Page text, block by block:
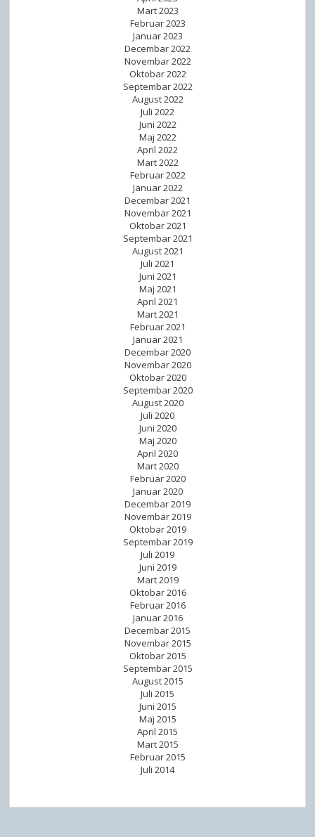
Mart 2023
Februar 2023
Januar 2023
Decembar 2022
Novembar 2022
Oktobar 2022
Septembar 2022
August 2022
Juli 2022
Juni 2022
Maj 2022
April 2022
Mart 2022
Februar 2022
Januar 2022
Decembar 2021
Novembar 2021
Oktobar 2021
Septembar 2021
August 2021
Juli 2021
Juni 2021
Maj 2021
April 2021
Mart 2021
Februar 2021
Januar 2021
Decembar 2020
Novembar 2020
Oktobar 2020
Septembar 2020
August 2020
Juli 2020
Juni 2020
Maj 2020
April 2020
Mart 2020
Februar 2020
Januar 2020
Decembar 2019
Novembar 2019
Oktobar 2019
Septembar 2019
Juli 2019
Juni 2019
Mart 2019
Oktobar 2016
Februar 2016
Januar 2016
Decembar 2015
Novembar 2015
Oktobar 2015
Septembar 2015
August 2015
Juli 2015
Juni 2015
Maj 2015
April 2015
Mart 2015
Februar 2015
Juli 2014